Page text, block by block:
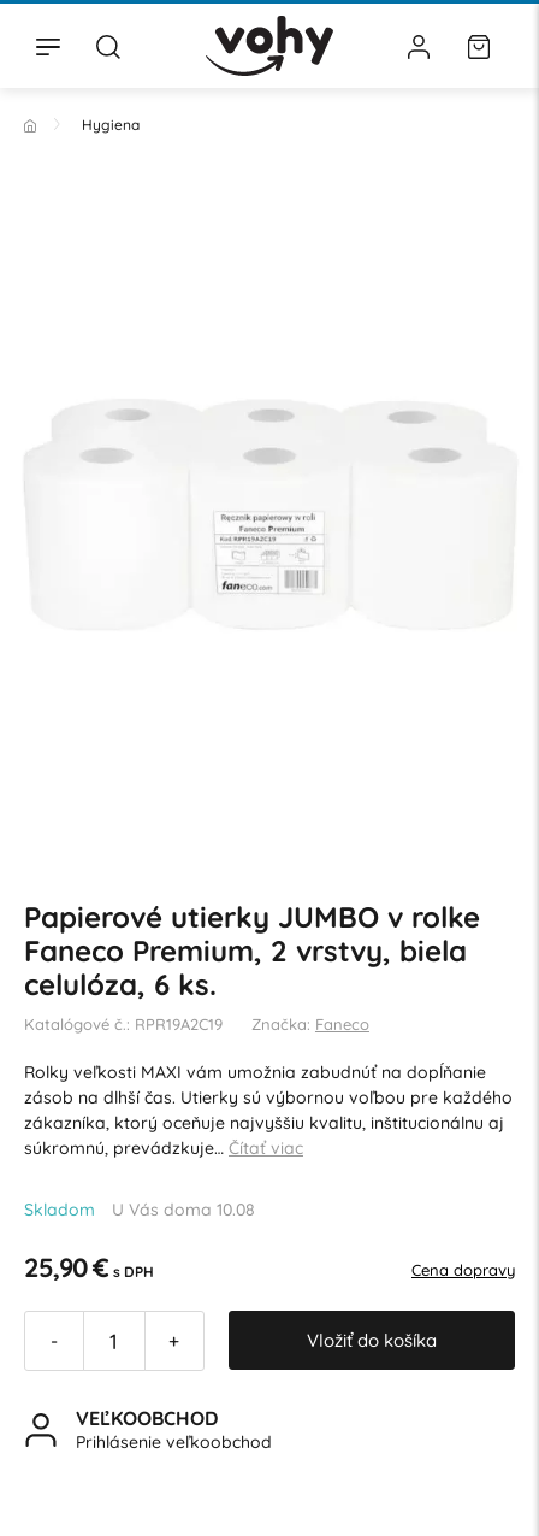
Hygiena
Papierové utierky JUMBO v rolke
Faneco Premium, 2 vrstvy, biela
celulóza, 6 ks.
Katalógové č.: RPR19A2C19 Značka: Faneco
Rolky veľkosti MAXI vám umožnia zabudnúť na dopĺňanie
zásob na dlhší čas. Utierky sú výbornou voľbou pre každého
zákazníka, ktorý oceňuje najvyššiu kvalitu, inštitucionálnu aj
súkromnú, prevádzkuje… Čítať viac
Skladom U Vás doma 10.08
25,90 € s DPH Cena dopravy
- + Vložiť do košíka
VEĽKOOBCHOD
Prihlásenie veľkoobchod